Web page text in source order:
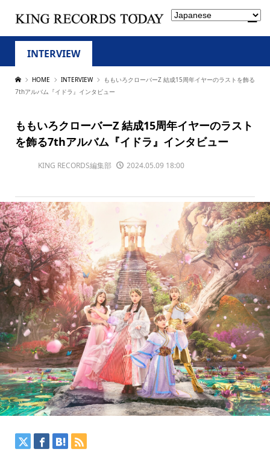
INTERVIEW
HOME INTERVIEW
ももいろクローバーZ 結成15周年イヤーのラストを飾る
7thアルバム『イドラ』インタビュー
ももいろクローバーZ 結成15周年イヤーのラスト
を飾る7thアルバム『イドラ』インタビュー
KING RECORDS編集部 2024.05.09 18:00